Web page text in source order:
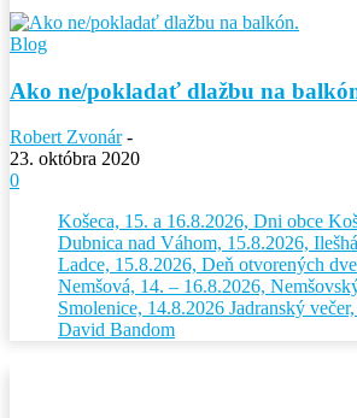
Blog
Ako ne/pokladať dlažbu na
Robert Zvonár -
23. októbra 2020
0
Košeca, 15. a 16.8.2026, Dni obce
Dubnica nad Váhom, 15.8.2026,
Ladce, 15.8.2026, Deň otvorených
Nemšová, 14. – 16.8.2026,
Smolenice, 14.8.2026 Jadranský
David Bandom